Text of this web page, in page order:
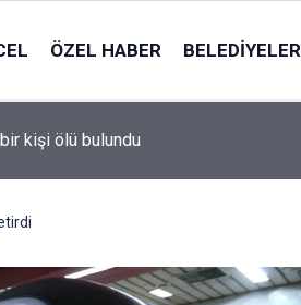
ÖZEL HABER BELEDIYELER
kişi ölü bulundu